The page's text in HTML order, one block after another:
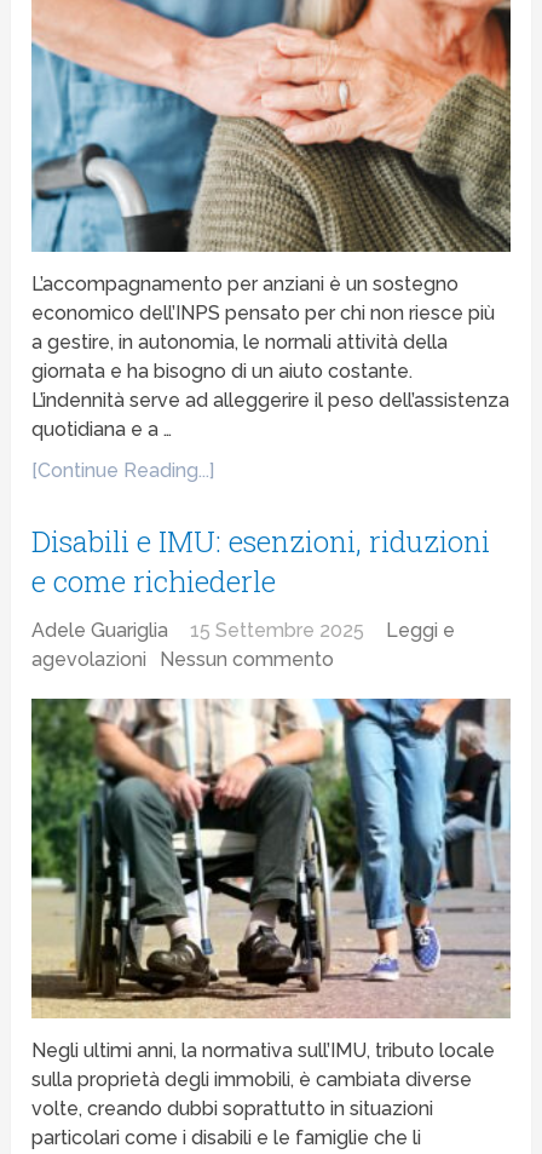
L’accompagnamento per anziani è un sostegno
economico dell’INPS pensato per chi non riesce più
a gestire, in autonomia, le normali attività della
giornata e ha bisogno di un aiuto costante.
L’indennità serve ad alleggerire il peso dell’assistenza
quotidiana e a …
[Continue Reading...]
Disabili e IMU: esenzioni, riduzioni
e come richiederle
Adele Guariglia 15 Settembre 2025
Leggi e
agevolazioni
Nessun commento
Negli ultimi anni, la normativa sull’IMU, tributo locale
sulla proprietà degli immobili, è cambiata diverse
volte, creando dubbi soprattutto in situazioni
particolari come i disabili e le famiglie che li